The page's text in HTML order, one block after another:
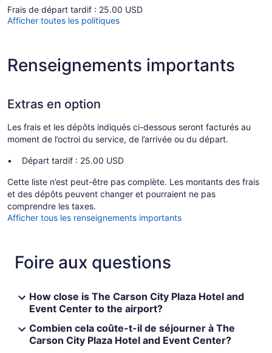
Frais de départ tardif : 25.00 USD
Afficher toutes les politiques
Renseignements importants
Extras en option
Les frais et les dépôts indiqués ci-dessous seront facturés au
moment de l’octroi du service, de l’arrivée ou du départ.
Départ tardif : 25.00 USD
Cette liste n’est peut-être pas complète. Les montants des frais
et des dépôts peuvent changer et pourraient ne pas
comprendre les taxes.
Afficher tous les renseignements importants
Foire aux questions
How close is The Carson City Plaza Hotel and
Event Center to the airport?
Combien cela coûte-t-il de séjourner à The
Carson City Plaza Hotel and Event Center?